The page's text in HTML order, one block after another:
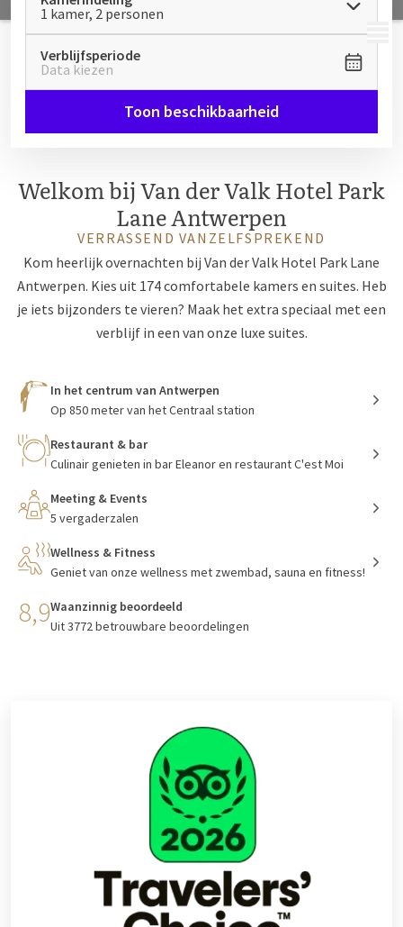
MENU
1 kamer, 2 personen
Verblijfsperiode
Data kiezen
Toon beschikbaarheid
Welkom bij Van der Valk Hotel Park
Lane Antwerpen
VERRASSEND VANZELFSPREKEND
Kom heerlijk overnachten bij Van der Valk Hotel Park Lane
Antwerpen. Kies uit 174 comfortabele kamers en suites. Heb
je iets bijzonders te vieren? Maak het extra speciaal met een
verblijf in een van onze luxe suites.
In het centrum van Antwerpen
Op 850 meter van het Centraal station
Restaurant & bar
Culinair genieten in bar Eleanor en restaurant C'est Moi
Meeting & Events
5 vergaderzalen
Wellness & Fitness
Geniet van onze wellness met zwembad, sauna en fitness!
8,9Waanzinnig beoordeeld
Uit 3772 betrouwbare beoordelingen